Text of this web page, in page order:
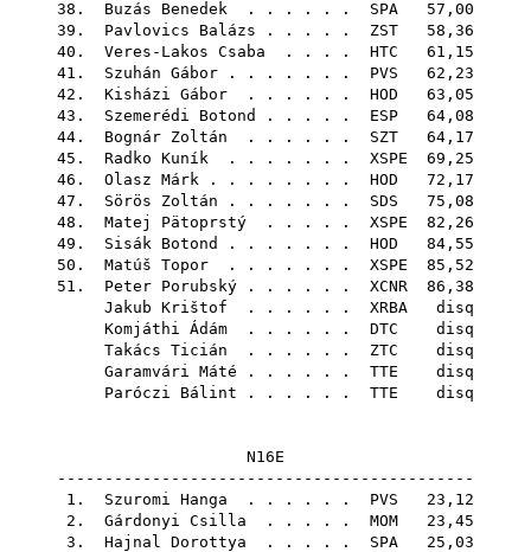
38. Buzás Benedek . . . . . . SPA 57,00
39. Pavlovics Balázs . . . . . ZST 58,36
40. Veres-Lakos Csaba . . . . HTC 61,15
41. Szuhán Gábor . . . . . . . PVS 62,23
42. Kisházi Gábor . . . . . . HOD 63,05
43. Szemerédi Botond . . . . . ESP 64,08
44. Bognár Zoltán . . . . . . SZT 64,17
45. Radko Kuník . . . . . . . XSPE 69,25
46. Olasz Márk . . . . . . . . HOD 72,17
47. Sörös Zoltán . . . . . . . SDS 75,08
48. Matej Pätoprstý . . . . . XSPE 82,26
49. Sisák Botond . . . . . . . HOD 84,55
50. Matúš Topor . . . . . . . XSPE 85,52
51. Peter Porubský . . . . . . XCNR 86,38
Jakub Krištof . . . . . . XRBA disq
Komjáthi Ádám . . . . . . DTC disq
Takács Ticián . . . . . . ZTC disq
Garamvári Máté . . . . . . TTE disq
Paróczi Bálint . . . . . . TTE disq
N16E
--------------------------------------------
1. Szuromi Hanga . . . . . . PVS 23,12
2. Gárdonyi Csilla . . . . . MOM 23,45
3. Hajnal Dorottya . . . . . SPA 25,03